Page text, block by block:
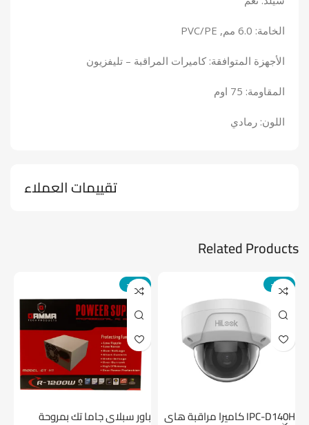
الخامة: 6.0 مم, PVC/PE
الأجهزة المتوافقة: كاميرات المراقبة – تليفزيون
المقاومة: 75 اوم
اللون: رمادي
تقييمات العملاء
Related Products
-24%
IPC-D140H كاميرا مراقبة هاى
-14%
باور سبلاي جاما تك بمروحة